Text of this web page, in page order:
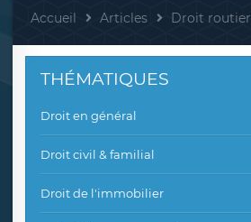
Accueil Articles Droit routier
THÉMATIQUES
Droit en général
Droit civil & familial
Droit de l'immobilier